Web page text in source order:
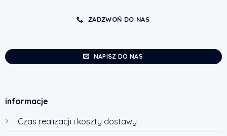
ZADZWOŃ DO NAS
NAPISZ DO NAS
informacje
Czas realizacji i koszty dostawy